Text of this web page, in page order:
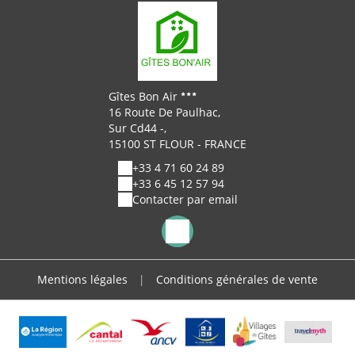
superbement restaurée ou le monument dédié à
Georges Pompidou qui fut député de la cité. Mais
ce tourbillonnant voyage au cœur de l'histoire ne
doit pas vous faire oublier que la cité est
enchâssée dans un site magnifique dont les
envoûtantes gorges de la Truyère. Les sentiers de
découverte des Pays de Saint-Flour sont autant
d'occasion de pénétrer plus avant l'âme de cette
région gourmande.
Gîtes Bon Air
16 Route De Paulhac,
Sur Cd44 -,
15100 ST FLOUR - FRANCE
+33 4 71 60 24 89
+33 6 45 12 57 94
Contacter par email
Mentions légales | Conditions générales de vente